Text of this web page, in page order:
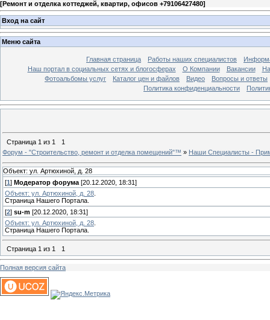
[Ремонт и отделка коттеджей, квартир, офисов +79106427480]
Вход на сайт
Меню сайта
Главная страница Работы наших специалистов
Наш портал в социальных сетях и блогосферах
О Компании Вакансии
Фотоальбомы услуг
Каталог цен и файлов Видео
Вопросы и ответы
Политика конфиденциальности
Страница 1 из 1
1
Форум - "Строительство, ремонт и отделка помещений"™ » Наши Специалисты -
Объект: ул. Артюхиной, д. 28
[1 ] Модератор форума [20.12.2020, 18:31]
Объект: ул. Артюхиной, д. 28
Страница Нашего Портала.
[2] su-m [20.12.2020, 18:31]
Объект: ул. Артюхиной, д. 28
Страница Нашего Портала.
Страница 1 из 1 1
Полная версия сайта